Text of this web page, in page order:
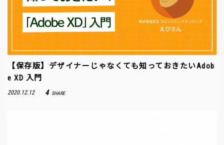
【保存版】デザイナーじゃなくても知っておきたいAdob
e XD 入門
2020.12.12 4 SHARE